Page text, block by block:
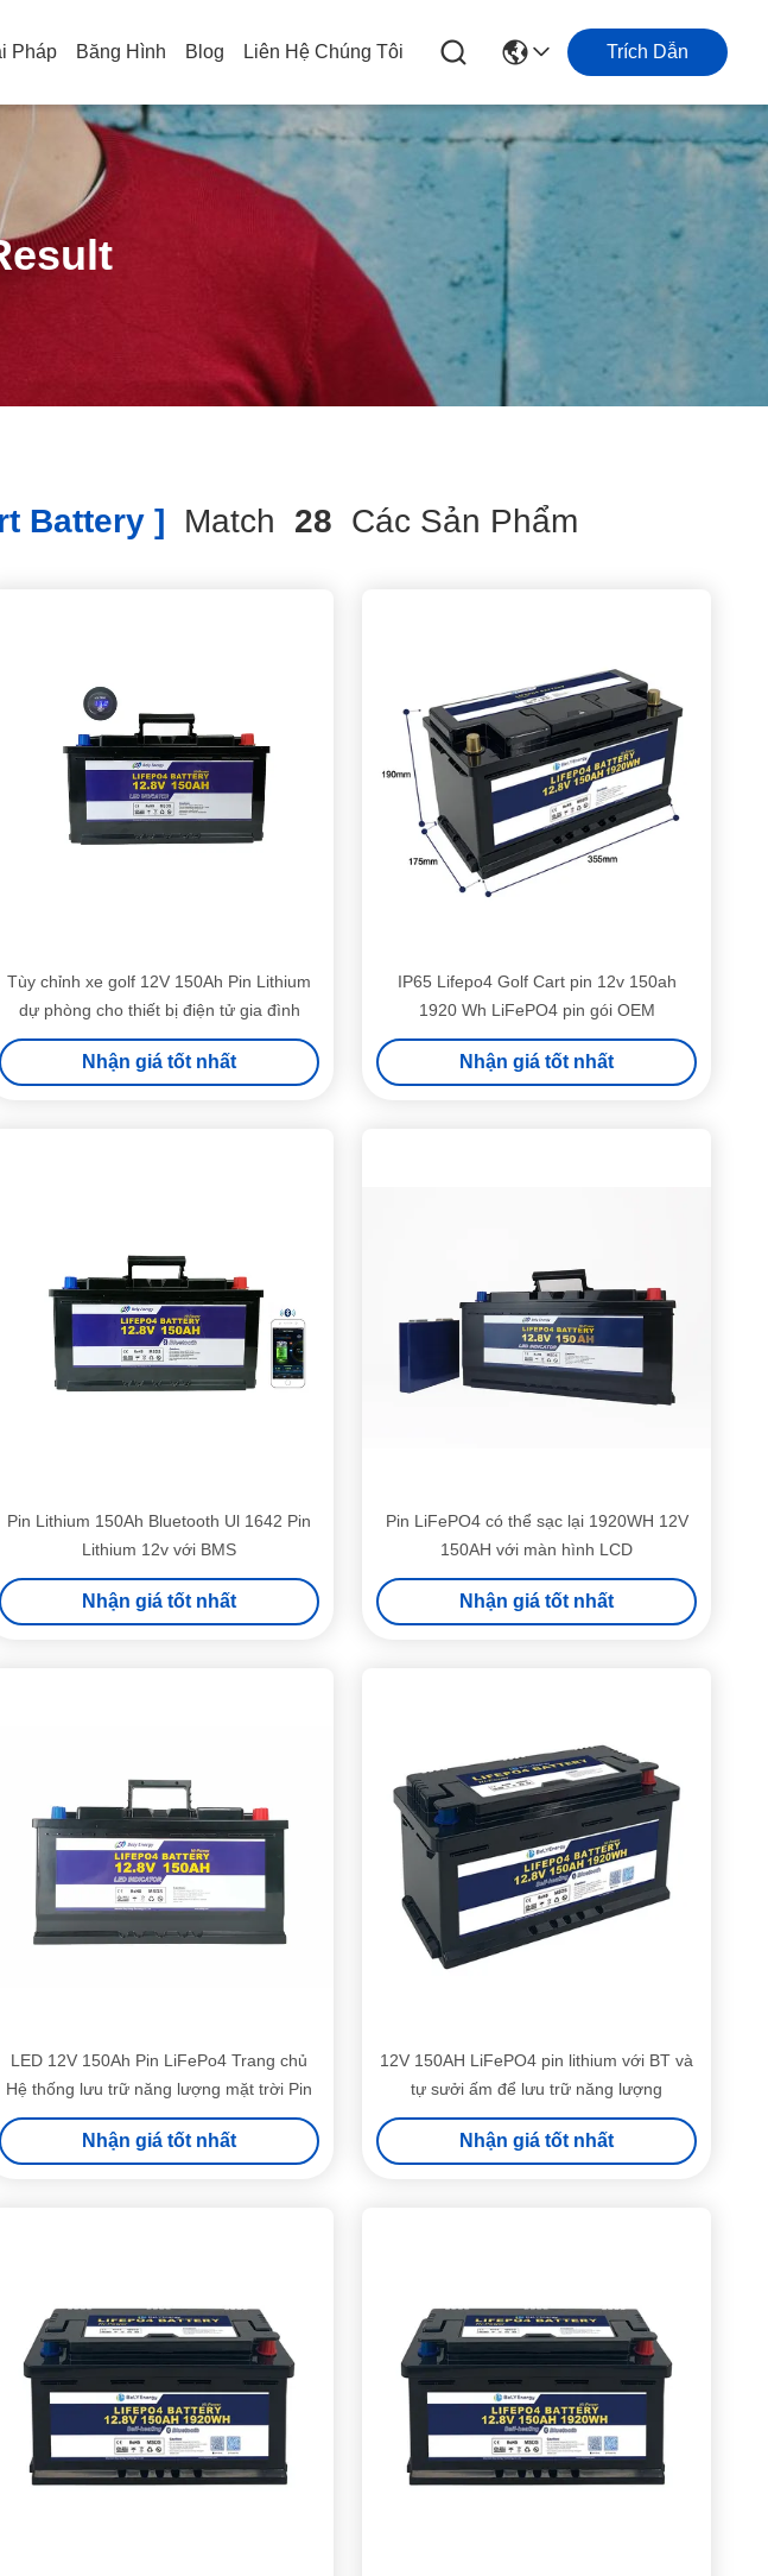
Pháp Băng Hình Blog Liên Hệ Chúng Tôi Trích Dẫn
Battery ] Match 28 Các Sản Phẩm
Tùy chỉnh xe golf 12V 150Ah Pin Lithium
dự phòng cho thiết bị điện tử gia đình
Nhận giá tốt nhất
IP65 Lifepo4 Golf Cart pin 12v 150ah
1920 Wh LiFePO4 pin gói OEM
Nhận giá tốt nhất
Pin Lithium 150Ah Bluetooth Ul 1642 Pin
Lithium 12v với BMS
Nhận giá tốt nhất
Pin LiFePO4 có thể sạc lại 1920WH 12V
150AH với màn hình LCD
Nhận giá tốt nhất
LED 12V 150Ah Pin LiFePo4 Trang chủ
Hệ thống lưu trữ năng lượng mặt trời Pin
Nhận giá tốt nhất
12V 150AH LiFePO4 pin lithium với BT và
tự sưởi ấm để lưu trữ năng lượng
Nhận giá tốt nhất